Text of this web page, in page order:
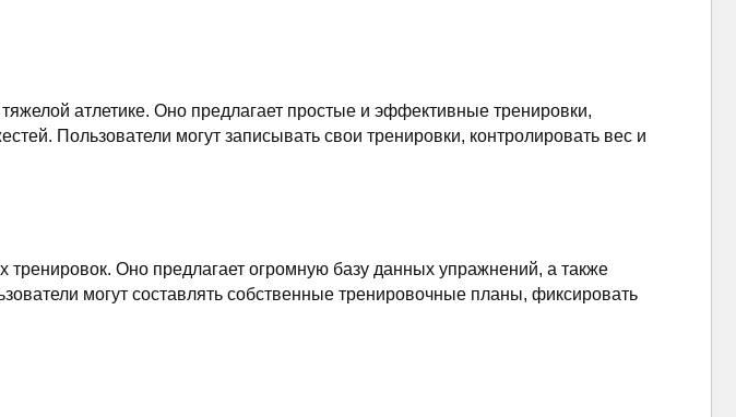
атлетике. Оно предлагает простые и эффективные тренировки,
Пользователи могут записывать свои тренировки, контролировать вес и
Оно предлагает огромную базу данных упражнений, а также
могут составлять собственные тренировочные планы, фиксировать